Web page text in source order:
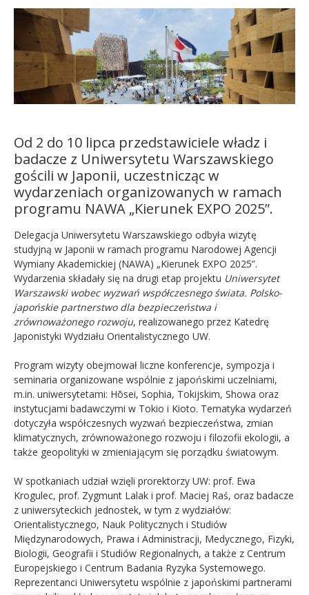
Kandydat
Absolwent
Od 2 do 10 lipca przedstawiciele władz i
badacze z Uniwersytetu Warszawskiego
gościli w Japonii, uczestnicząc w
wydarzeniach organizowanych w ramach
programu NAWA „Kierunek EXPO 2025”.
Delegacja Uniwersytetu Warszawskiego odbyła wizytę
studyjną w Japonii w ramach programu Narodowej Agencji
Wymiany Akademickiej (NAWA) „Kierunek EXPO 2025”.
Wydarzenia składały się na drugi etap projektu Uniwersytet
Warszawski wobec wyzwań współczesnego świata. Polsko-
japońskie partnerstwo dla bezpieczeństwa i
zrównoważonego rozwoju, realizowanego przez Katedrę
Japonistyki Wydziału Orientalistycznego UW.
Program wizyty obejmował liczne konferencje, sympozja i
seminaria organizowane wspólnie z japońskimi uczelniami,
m.in. uniwersytetami: Hōsei, Sophia, Tokijskim, Showa oraz
instytucjami badawczymi w Tokio i Kioto. Tematyka wydarzeń
dotyczyła współczesnych wyzwań bezpieczeństwa, zmian
klimatycznych, zrównoważonego rozwoju i filozofii ekologii, a
także geopolityki w zmieniającym się porządku światowym.
W spotkaniach udział wzięli prorektorzy UW: prof. Ewa
Krogulec, prof. Zygmunt Lalak i prof. Maciej Raś, oraz badacze
z uniwersyteckich jednostek, w tym z wydziałów:
Orientalistycznego, Nauk Politycznych i Studiów
Międzynarodowych, Prawa i Administracji, Medycznego, Fizyki,
Biologii, Geografii i Studiów Regionalnych, a także z Centrum
Europejskiego i Centrum Badania Ryzyka Systemowego.
Reprezentanci Uniwersytetu wspólnie z japońskimi partnerami